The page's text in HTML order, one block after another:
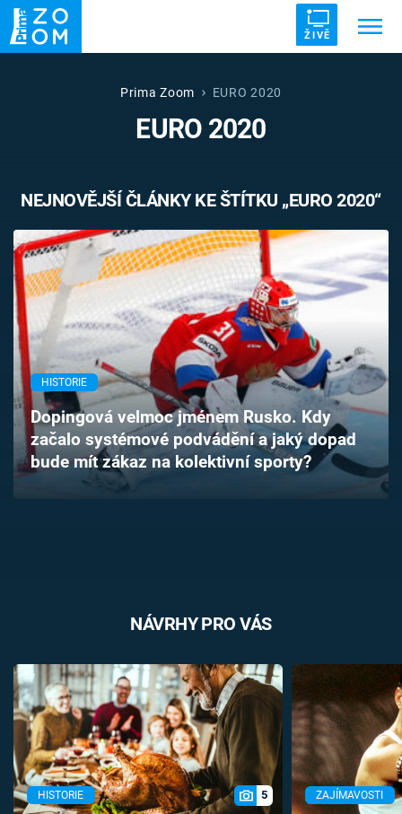
ŽIVĚ
UFO DRUHÁ SVĚTOVÁ VÁLKA
VETŘELCI DÁVNOVĚKU
Témata
Témata
Pořady
TV Program
Časopis
Sledujte prima+
Prima Zoom EURO 2020
EURO 2020
NEJNOVĚJŠÍ ČLÁNKY KE ŠTÍTKU „EURO 2020“
HISTORIE
Dopingová velmoc jménem Rusko. Kdy
začalo systémové podvádění a jaký dopad
bude mít zákaz na kolektivní sporty?
NÁVRHY PRO VÁS
HISTORIE 5 ZAJÍMAVOSTI